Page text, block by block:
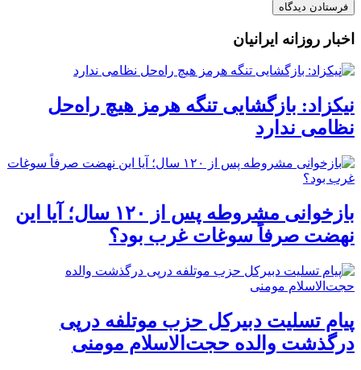
اخبار روزانه ایرانیان
نیکزاد: بازگشایی تنگه هرمز هیچ راه‌حل
نظامی ندارد
بازخوانی مشروطه پس از ۱۲۰ سال؛ آیا این
نهضت صرفاً سوغات غرب بود؟
پیام تسلیت دبیرکل حزب موتلفه درپی
درگذشت والده حجت‌الاسلام مومنی